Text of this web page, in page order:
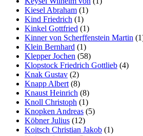
Kiesel Abraham (1)
Kind Friedrich (1)
Kinkel Gottfried (1)
Kinner von Scherffenstein Martin
Klein Bernhard (1)
Klepper Jochen (58)
Klopstock Friedrich Gottlieb (4)
Knak Gustav (2)
Knapp Albert (8)
Knaust Heinrich (8)
Knoll Christoph (1)
Knopken Andreas (5)
Köbner Julius (12)
Koitsch Christian Jakob (1)